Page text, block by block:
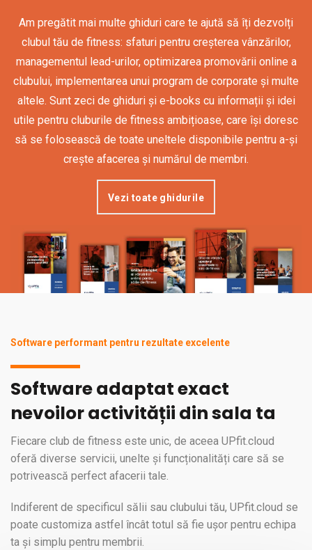
Am pregătit mai multe ghiduri care te ajută să îți dezvolți
clubul tău de fitness: sfaturi pentru creșterea vânzărilor,
managementul lead-urilor, optimizarea promovării online a
clubului, implementarea unui program de corporate și multe
altele. Sunt zeci de ghiduri și e-books cu informații și idei
utile pentru cluburile de fitness ambițioase, care își doresc
să se folosească de toate uneltele disponibile pentru a-și
crește afacerea și numărul de membri.
Vezi toate ghidurile
Software performant pentru rezultate excelente
Software adaptat exact
nevoilor activității din sala ta
Fiecare club de fitness este unic, de aceea UPfit.cloud
oferă diverse servicii, unelte și funcționalități care să se
potrivească perfect afacerii tale.
Indiferent de specificul sălii sau clubului tău, UPfit.cloud se
poate customiza astfel încât totul să fie ușor pentru echipa
ta și simplu pentru membrii.